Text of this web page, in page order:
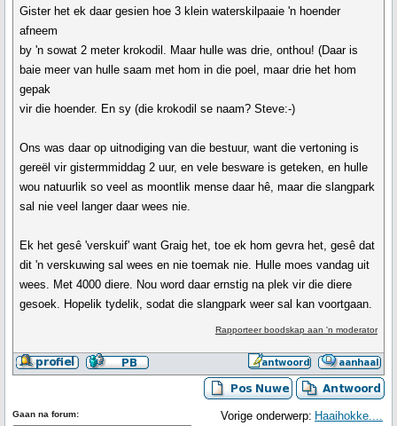
Gister het ek daar gesien hoe 3 klein waterskilpaaie 'n hoender
afneem
by 'n sowat 2 meter krokodil. Maar hulle was drie, onthou! (Daar is
baie meer van hulle saam met hom in die poel, maar drie het hom
gepak
vir die hoender. En sy (die krokodil se naam? Steve:-)
Ons was daar op uitnodiging van die bestuur, want die vertoning is
gereël vir gistermmiddag 2 uur, en vele besware is geteken, en hulle
wou natuurlik so veel as moontlik mense daar hê, maar die slangpark
sal nie veel langer daar wees nie.
Ek het gesê 'verskuif' want Graig het, toe ek hom gevra het, gesê dat
dit 'n verskuwing sal wees en nie toemak nie. Hulle moes vandag uit
wees. Met 4000 diere. Nou word daar ernstig na plek vir die diere
gesoek. Hopelik tydelik, sodat die slangpark weer sal kan voortgaan.
Rapporteer boodskap aan 'n moderator
Vorige onderwerp: Haaihokke....
Gaan na forum: